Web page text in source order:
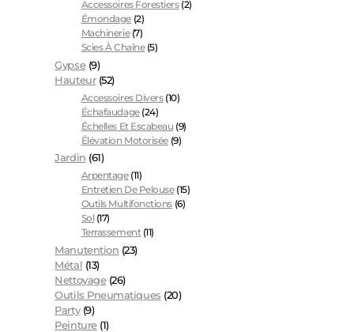
Accessoires Forestiers (2)
Émondage (2)
Machinerie (7)
Scies À Chaîne (5)
Gypse (9)
Hauteur (52)
Accessoires Divers (10)
Échafaudage (24)
Échelles Et Escabeau (9)
Élévation Motorisée (9)
Jardin (61)
Arpentage (11)
Entretien De Pelouse (15)
Outils Multifonctions (6)
Sol (17)
Terrassement (11)
Manutention (23)
Métal (13)
Nettoyage (26)
Outils Pneumatiques (20)
Party (9)
Peinture (1)